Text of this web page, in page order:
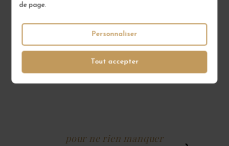
de page.
Tout accepter
Personnaliser
Bouillot Louis ?
Bouillot Louis de qualité ?
pour ne rien manquer